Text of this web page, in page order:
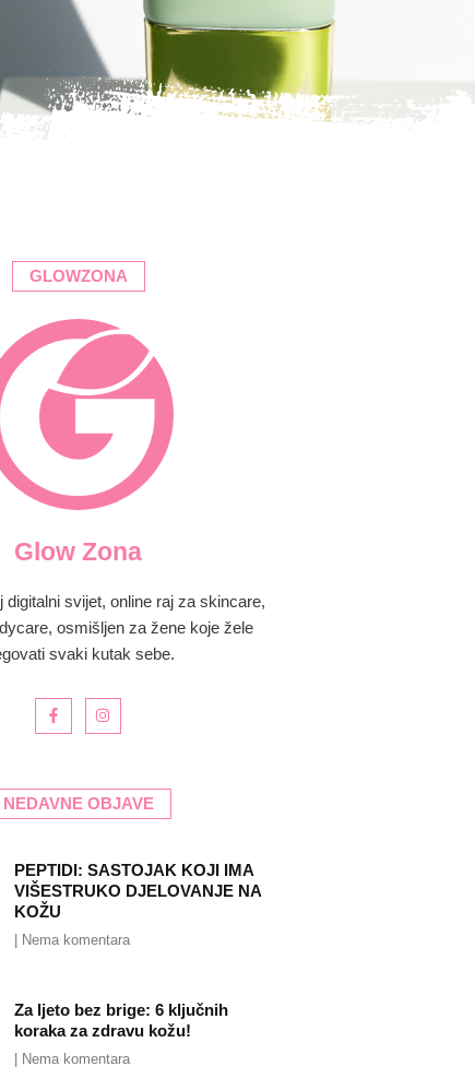
GLOWZONA
Glow Zona
digitalni svijet, online raj za skincare,
osmišljen za žene koje žele
svaki kutak sebe.
NEDAVNE OBJAVE
PEPTIDI: SASTOJAK KOJI IMA
VIŠESTRUKO DJELOVANJE NA
KOŽU
Nema komentara
Za ljeto bez brige: 6 ključnih
koraka za zdravu kožu!
Nema komentara